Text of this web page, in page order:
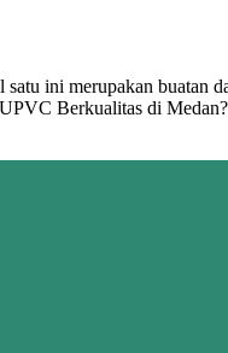
ini merupakan buatan
Berkualitas di